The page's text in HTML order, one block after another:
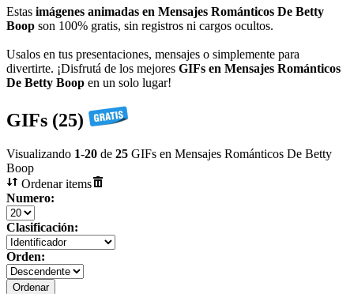
Estas imágenes animadas en Mensajes Románticos De Betty
Boop son 100% gratis, sin registros ni cargos ocultos.
Usalos en tus presentaciones, mensajes o simplemente para
divertirte. ¡Disfrutá de los mejores GIFs en Mensajes Románticos
De Betty Boop en un solo lugar!
GIFs (25)
Visualizando 1-20 de 25 GIFs en Mensajes Románticos De Betty
Boop
Ordenar items
Numero:
Clasificación:
Orden: